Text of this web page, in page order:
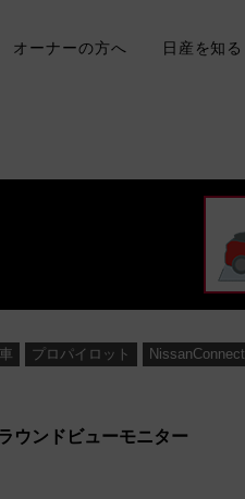
オーナーの方へ 日産を知る
プロパイロット
ウンドビューモニター